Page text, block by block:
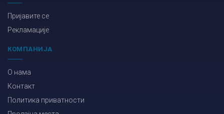
Пријавите се
Рекламације
КОМПАНИЈА
О нама
Контакт
Политика приватности